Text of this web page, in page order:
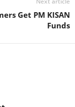
Get PM KISAN
Funds